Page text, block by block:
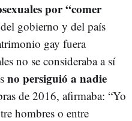
por “comer
gobierno y del país
gay fuera
no se consideraba a sí
no persiguió a nadie
de 2016, afirmaba: “Yo
hombres o entre